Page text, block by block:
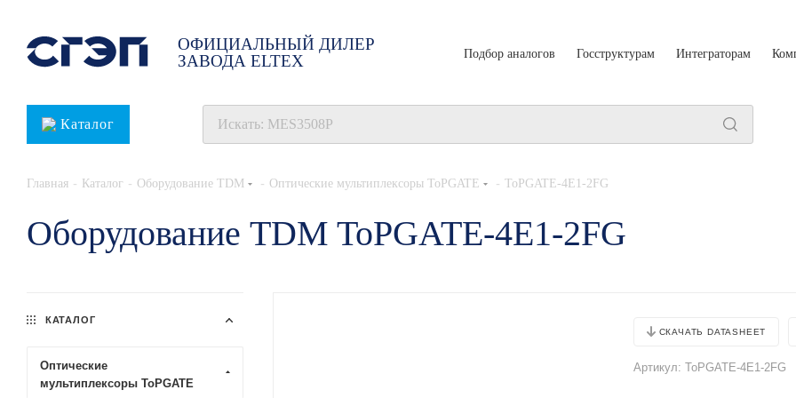
ОФИЦИАЛЬНЫЙ ДИЛЕР
ЗАВОДА ELTEX
Подбор аналогов Госструктурам Интеграторам
Каталог
Главная - Каталог - Оборудование TDM - Оптические мультиплексоры ToPGATE - ToPGATE-4E1-2FG
Оборудование TDM ToPGATE-4E1-2FG
СКАЧАТЬ DATASHEET
Артикул: ToPGATE-4E1-2FG
КАТАЛОГ
Оптические
мультиплексоры ToPGATE